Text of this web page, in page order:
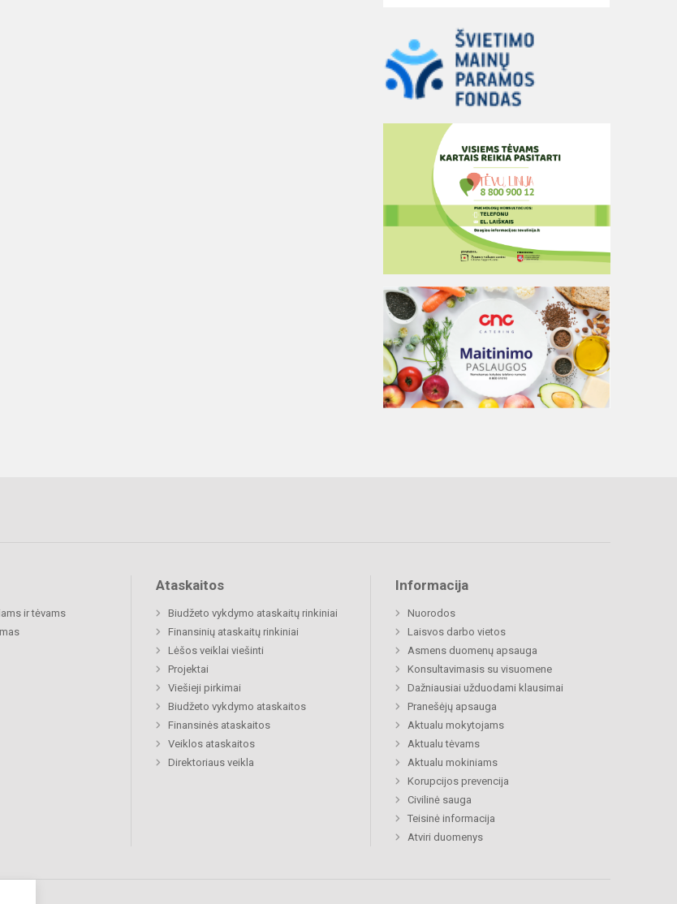
ir tėvams
Ataskaitos
Biudžeto vykdymo ataskaitų rinkiniai
Finansinių ataskaitų rinkiniai
Lėšos veiklai viešinti
Projektai
Viešieji pirkimai
Biudžeto vykdymo ataskaitos
Finansinės ataskaitos
Veiklos ataskaitos
Direktoriaus veikla
Informacija
Nuorodos
Laisvos darbo vietos
Asmens duomenų apsauga
Konsultavimasis su visuomene
Dažniausiai užduodami klausimai
Pranešėjų apsauga
Aktualu mokytojams
Aktualu tėvams
Aktualu mokiniams
Korupcijos prevencija
Civilinė sauga
Teisinė informacija
Atviri duomenys